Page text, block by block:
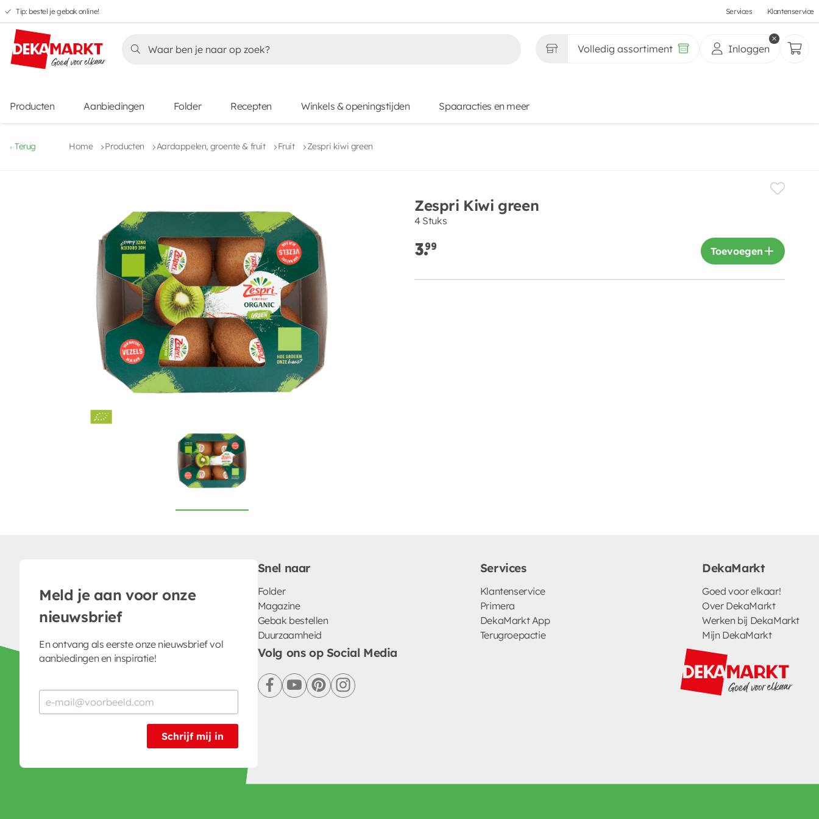
Overslaan
naar
hoofdnavigatie
Overslaan
naar
hoofdinhoud
Overslaan
naar
voettekstinhoud
Overslaan
naar
aanbiedingen
Tip: bestel je gebak online! Services Klantenservice
Volledig assortiment Inloggen
Producten Aanbiedingen Folder Recepten Winkels & openingstijden Spaaracties en meer
Terug Home Producten Aardappelen, groente & fruit Fruit Zespri kiwi green
Zespri Kiwi green
4 Stuks
3.99 Toevoegen
Meld je aan voor onze
nieuwsbrief
En ontvang als eerste onze nieuwsbrief vol
aanbiedingen en inspiratie!
Schrijf mij in
Snel naar
Folder
Magazine
Gebak bestellen
Duurzaamheid
Services
Klantenservice
Primera
DekaMarkt App
Terugroepactie
DekaMarkt
Goed voor elkaar!
Over DekaMarkt
Werken bij DekaMarkt
Mijn DekaMarkt
Volg ons op Social Media
facebookyoutubepinterestinstagram